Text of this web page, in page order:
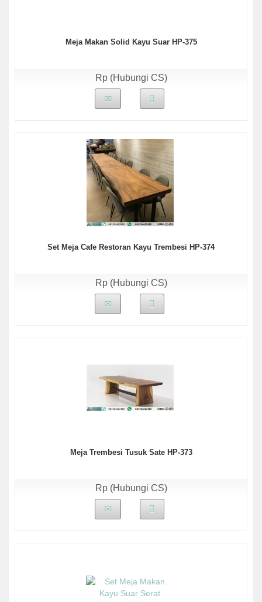
Meja Makan Solid Kayu Suar HP-375
Rp (Hubungi CS)
Set Meja Cafe Restoran Kayu Trembesi HP-374
Rp (Hubungi CS)
Meja Trembesi Tusuk Sate HP-373
Rp (Hubungi CS)